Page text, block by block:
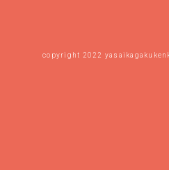
copyright 2022